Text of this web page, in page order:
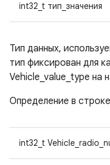
int32_t тип_значения
Тип данных,
тип фиксирован для
Vehicle_value_type на
Определение в строке
int32_t